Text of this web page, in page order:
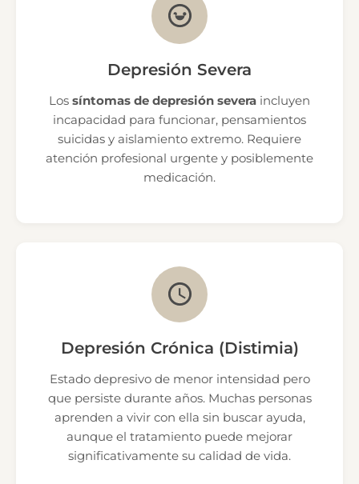
Depresión Severa
Los síntomas de depresión severa incluyen
incapacidad para funcionar, pensamientos
suicidas y aislamiento extremo. Requiere
atención profesional urgente y posiblemente
medicación.
Depresión Crónica (Distimia)
Estado depresivo de menor intensidad pero
que persiste durante años. Muchas personas
aprenden a vivir con ella sin buscar ayuda,
aunque el tratamiento puede mejorar
significativamente su calidad de vida.